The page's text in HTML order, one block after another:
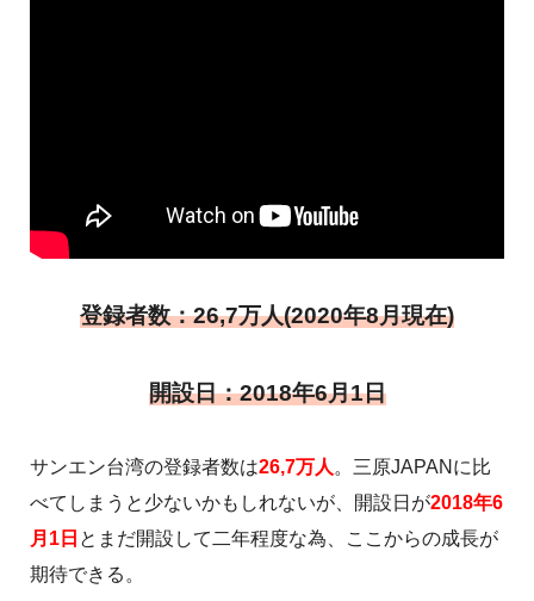
登録者数：26,7万人(2020年8月現在)
開設日：2018年6月1日
サンエン台湾の登録者数は26,7万人 。三原JAPANに比
べてしまうと少ないかもしれないが、開設日が2018年6
月1日 とまだ開設して二年程度な為、ここからの成長が
期待できる。